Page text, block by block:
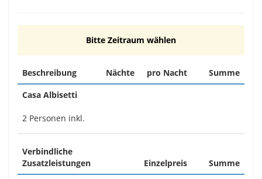
Bitte Zeitraum wählen
Beschreibung Nächte pro Nacht
Summe
Casa Albisetti
2 Personen inkl.
Verbindliche
Zusatzleistungen
Einzelpreis
Summe